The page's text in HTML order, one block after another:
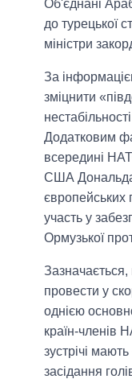
Об'єднані
до турецької
міністри
За
зміцнити
Додатковим
всередині
США
європейських
участь у
Ормузької
провести у
однією
країн-членів
зустрічі
засідання